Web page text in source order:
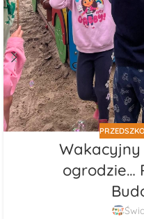
Wakacyjny
ogrodzie…